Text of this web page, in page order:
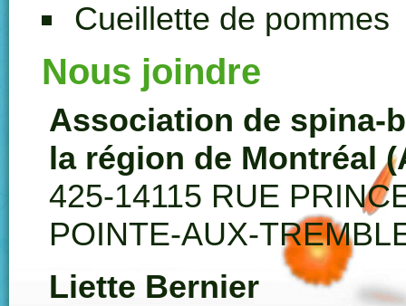
Cueillette de pommes
Nous joindre
Association de spina-
la région de Montréal
425-14115 RUE
POINTE-AUX-
Liette Bernier